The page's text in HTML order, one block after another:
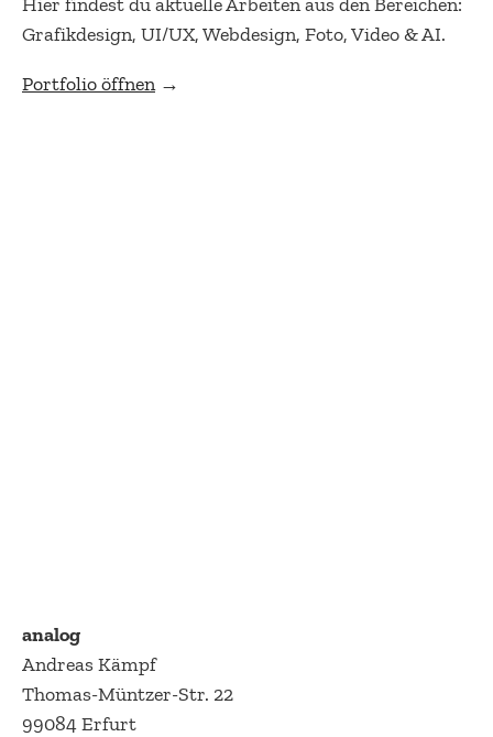
Grafikdesign, UI/UX, Webdesign, Foto, Video & AI.
Portfolio öffnen→
analog
Andreas Kämpf
Thomas-Müntzer-Str. 22
99084 Erfurt